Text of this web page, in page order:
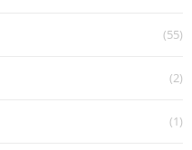
(55)
(2)
(1)